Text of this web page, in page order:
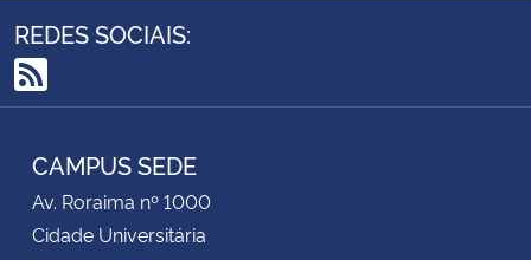
REDES SOCIAIS:
RSS
CAMPUS SEDE
Av. Roraima nº 1000
Cidade Universitária